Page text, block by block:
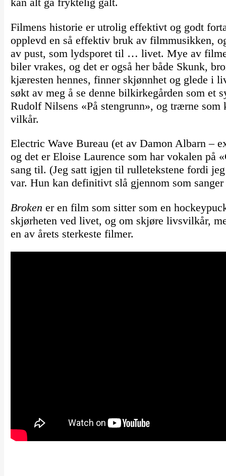
Filmens historie er utrolig effektivt og godt
opplevd en så effektiv bruk av filmmusikken,
av pust, som lydsporet til … livet. Mye av
biler vrakes, og det er også her både Skunk,
kjæresten hennes, finner skjønnhet og glede i
søkt av meg å se denne bilkirkegården som et
Rudolf Nilsens «På stengrunn», og trærne som
vilkår.
Electric Wave Bureau (et av Damon Albarn –
og det er Eloise Laurence som har vokalen på
sang til. (Jeg satt igjen til rulletekstene fordi
var. Hun kan definitivt slå gjennom som sanger
Broken er en film som sitter som en
skjørheten ved livet, og om skjøre livsvilkår,
en av årets sterkeste filmer.